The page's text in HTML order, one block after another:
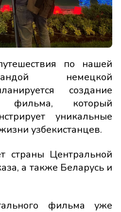
по нашей
немецкой
создание
фильма, который
уникальные
узбекистанцев.
страны Центральной
а также Беларусь и
фильма уже